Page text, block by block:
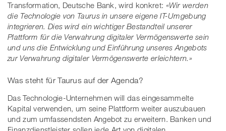
Transformation, Deutsche Bank, wird konkret: «Wir werden
die Technologie von Taurus in unsere eigene IT-Umgebung
integrieren. Dies wird ein wichtiger Bestandteil unserer
Plattform für die Verwahrung digitaler Vermögenswerte sein
und uns die Entwicklung und Einführung unseres Angebots
zur Verwahrung digitaler Vermögenswerte erleichtern.»
Was steht für Taurus auf der Agenda?
Das Technologie-Unternehmen will das eingesammelte
Kapital verwenden, um seine Plattform weiter auszubauen
und zum umfassendsten Angebot zu erweitern. Banken und